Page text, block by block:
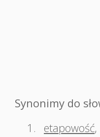
Synonimy do
1.
etapowość,